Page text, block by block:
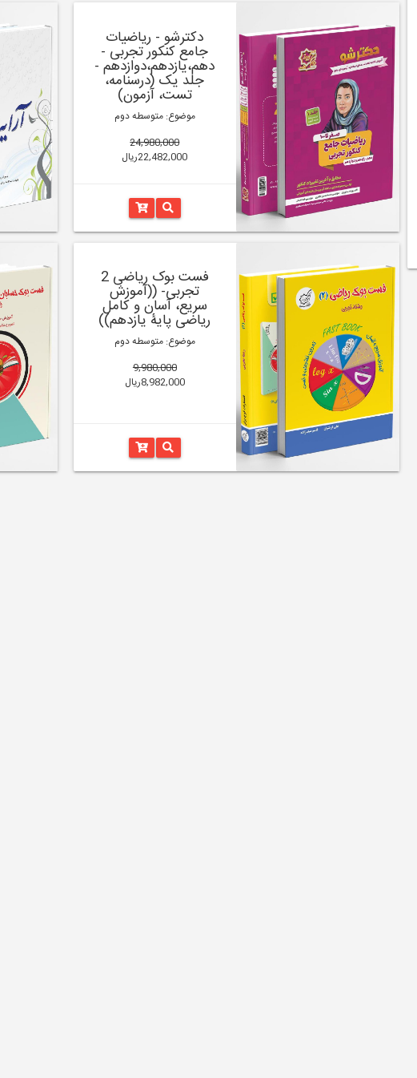
دکترشو - ریاضیات
جامع کنکور تجربی -
دهم،یازدهم،دوازدهم -
جلد یک (درسنامه،
تست، آزمون)
موضوع: متوسطه دوم
24,980,000
22,482,000ریال
فست بوک ریاضی 2
تجربی- ((آموزش
سریع، آسان و کامل
ریاضی پایۀ یازدهم))
موضوع: متوسطه دوم
9,980,000
8,982,000ریال